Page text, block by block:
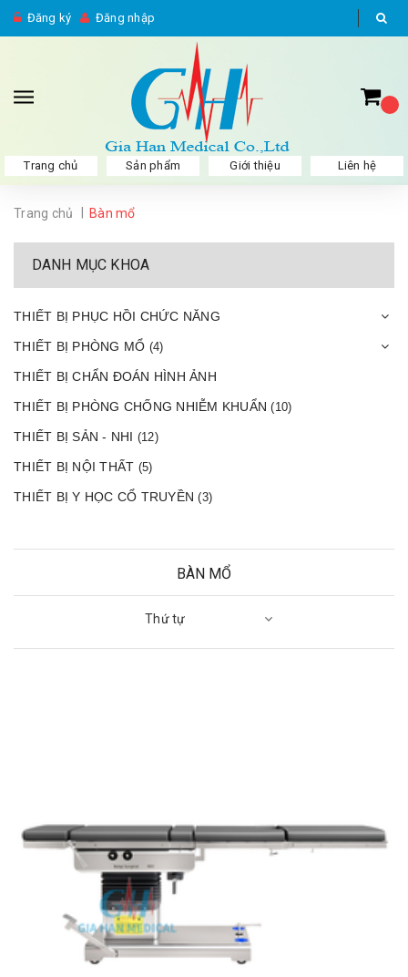
Đăng ký Đăng nhập
Trang chủ Sản phẩm Giới thiệu Liên hệ
Trang chủ Bàn mổ
DANH MỤC KHOA
THIẾT BỊ PHỤC HỒI CHỨC NĂNG
THIẾT BỊ PHÒNG MỔ (4)
THIẾT BỊ CHẨN ĐOÁN HÌNH ẢNH
THIẾT BỊ PHÒNG CHỐNG NHIỄM KHUẨN(10)
THIẾT BỊ SẢN - NHI (12)
THIẾT BỊ NỘI THẤT (5)
THIẾT BỊ Y HỌC CỔ TRUYỀN(3)
BÀN MỔ
Thứ tự